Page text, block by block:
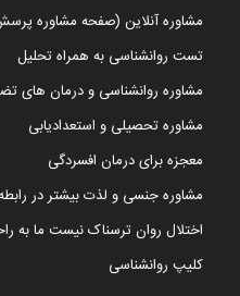
مشاوره آنلاین (صفحه مشاوره
تست روانشناسی به همراه تحلیل
مشاوره روانشناسی و درمان های
مشاوره تحصیلی و استعدادیابی
معجزه برای درمان افسردگی
مشاوره جنسی و لذت بیشتر در
اختلال روان ترسناک نیست ما به
کلیپ روانشناسی